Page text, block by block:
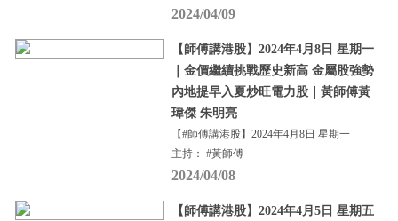
2024/04/09
【師傅講港股】2024年4月8日 星期一
｜金價繼續挑戰歷史新高 金屬股強勢
內地提早入夏炒旺電力股｜黃師傅黃
瑋傑 朱明亮
【#師傅講港股】2024年4月8日 星期一
主持： #黃師傅
2024/04/08
【師傅講港股】2024年4月5日 星期五